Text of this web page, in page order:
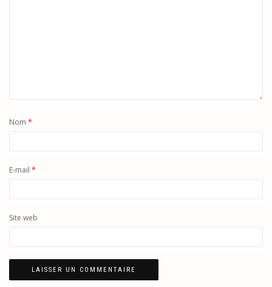
Nom *
E-mail *
Site web